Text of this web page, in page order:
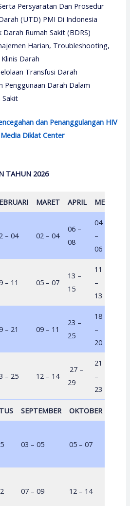
Persyaratan Dan Prosedur
(UTD) PMI Di Indonesia
Darah Rumah Sakit (BDRS)
Harian, Troubleshooting,
Darah
Transfusi Darah
Penggunaan Darah Dalam
Sakit
dan Penanggulangan HIV
Diklat Center
TAHUN 2026
MARET APRIL MEI
– 04 02 – 04
06 –
08
04
–
06
– 11 05 – 07
13 –
15
11
–
13
– 21 09 – 11
23 –
25
18
–
20
– 25 12 – 14
27 –
29
21
–
23
SEPTEMBER OKTOBER
03 – 05 05 – 07
07 – 09 12 – 14